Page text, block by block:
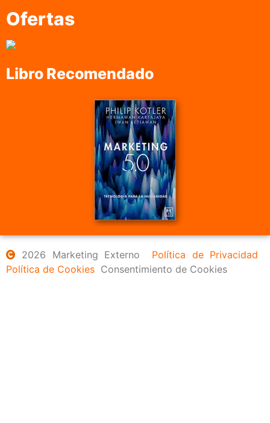
Ofertas
Libro Recomendado
2026 Marketing Externo
Política de Privacidad
Política de Cookies Consentimiento de Cookies